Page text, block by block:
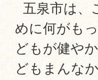
五泉市は、
めに何がも
どもが健や
どもまんな